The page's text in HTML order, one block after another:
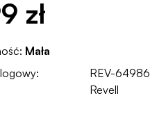
zł
Mała
REV-64986
Revell